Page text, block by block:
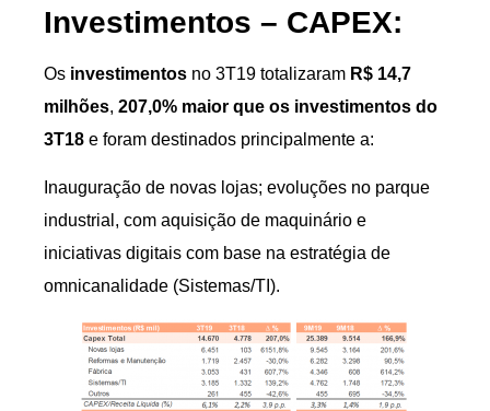
Investimentos – CAPEX:
Os investimentos no 3T19 totalizaram R$ 14,7
milhões, 207,0% maior que os investimentos do
3T18 e foram destinados principalmente a:
Inauguração de novas lojas; evoluções no parque
industrial, com aquisição de maquinário e
iniciativas digitais com base na estratégia de
omnicanalidade (Sistemas/TI).